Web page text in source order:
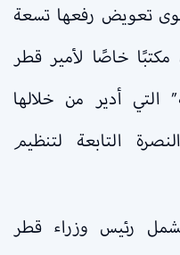
تعويض رفعها تسعة
خاصًا لأمير قطر
أدير من خلالها
التابعة لتنظيم
رئيس وزراء قطر